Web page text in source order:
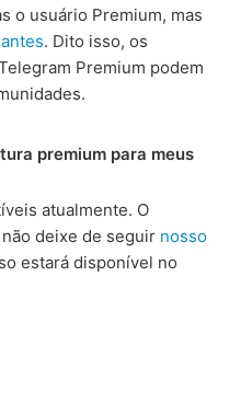
o usuário Premium, mas
. Dito isso, os
Premium podem
premium para meus
atualmente. O
deixe de seguir nosso
estará disponível no